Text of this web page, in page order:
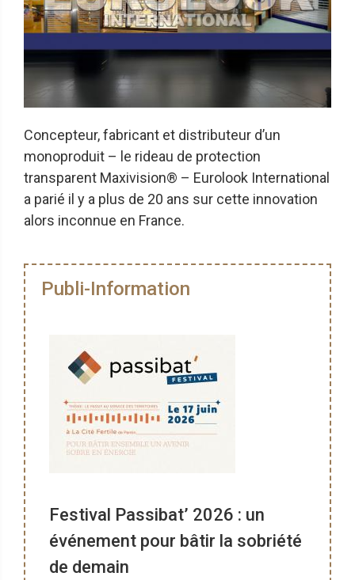
Concepteur, fabricant et distributeur d’un
monoproduit – le rideau de protection
transparent Maxivision® – Eurolook International
a parié il y a plus de 20 ans sur cette innovation
alors inconnue en France.
Publi-Information
Festival Passibat’ 2026 : un
événement pour bâtir la sobriété
de demain